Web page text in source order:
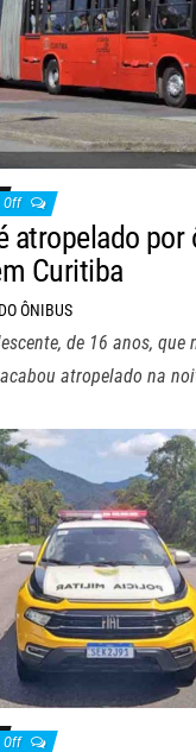
Off
atropelado por
Curitiba
ÔNIBUS
de 16 anos, que
atropelado na
Off